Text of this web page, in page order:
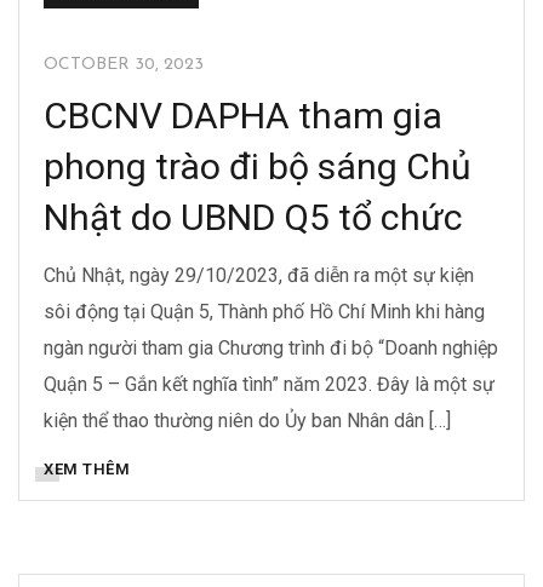
OCTOBER 30, 2023
CBCNV DAPHA tham gia
phong trào đi bộ sáng Chủ
Nhật do UBND Q5 tổ chức
Chủ Nhật, ngày 29/10/2023, đã diễn ra một sự kiện
sôi động tại Quận 5, Thành phố Hồ Chí Minh khi hàng
ngàn người tham gia Chương trình đi bộ “Doanh nghiệp
Quận 5 – Gắn kết nghĩa tình” năm 2023. Đây là một sự
kiện thể thao thường niên do Ủy ban Nhân dân […]
XEM THÊM
BỒN INOX DAPHA